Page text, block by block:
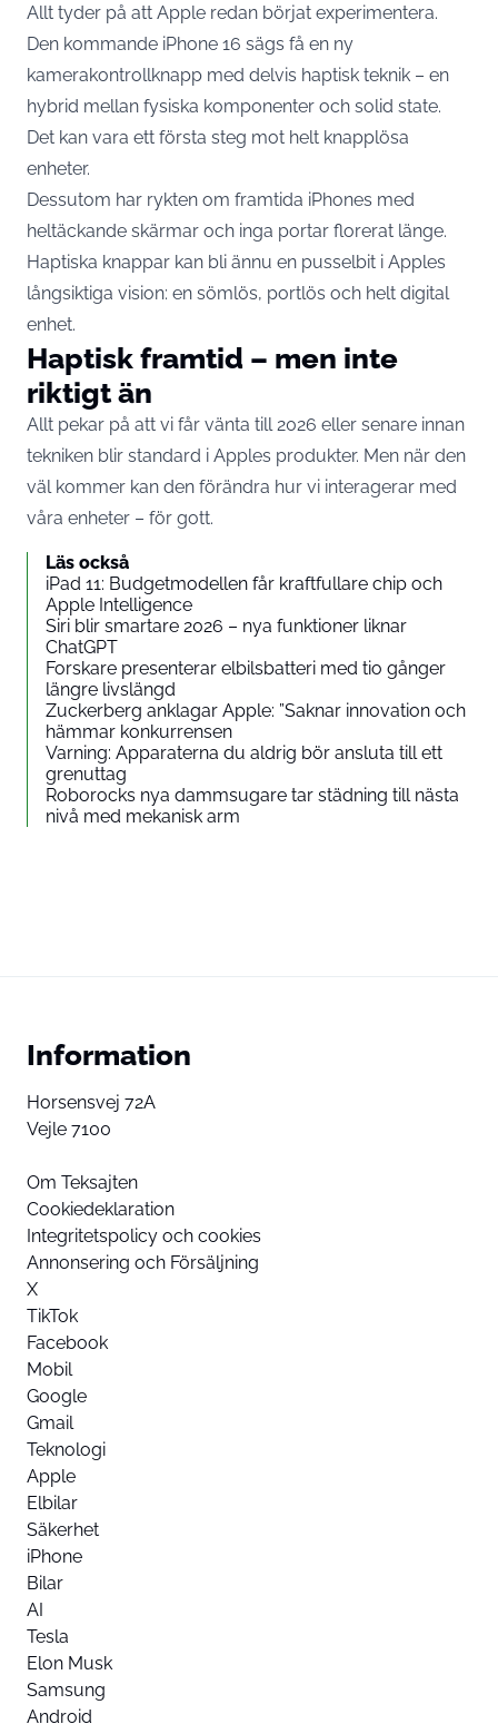
Allt tyder på att Apple redan börjat experimentera.
Den kommande iPhone 16 sägs få en ny
kamerakontrollknapp med delvis haptisk teknik – en
hybrid mellan fysiska komponenter och solid state.
Det kan vara ett första steg mot helt knapplösa
enheter.
Dessutom har rykten om framtida iPhones med
heltäckande skärmar och inga portar florerat länge.
Haptiska knappar kan bli ännu en pusselbit i Apples
långsiktiga vision: en sömlös, portlös och helt digital
enhet.
Haptisk framtid – men inte
riktigt än
Allt pekar på att vi får vänta till 2026 eller senare innan
tekniken blir standard i Apples produkter. Men när den
väl kommer kan den förändra hur vi interagerar med
våra enheter – för gott.
Läs också
iPad 11: Budgetmodellen får kraftfullare chip och
Apple Intelligence
Siri blir smartare 2026 – nya funktioner liknar
ChatGPT
Forskare presenterar elbilsbatteri med tio gånger
längre livslängd
Zuckerberg anklagar Apple: ”Saknar innovation och
hämmar konkurrensen
Varning: Apparaterna du aldrig bör ansluta till ett
grenuttag
Roborocks nya dammsugare tar städning till nästa
nivå med mekanisk arm
Information
Horsensvej 72A
Vejle 7100
Om Teksajten
Cookiedeklaration
Integritetspolicy och cookies
Annonsering och Försäljning
X
TikTok
Facebook
Mobil
Google
Gmail
Teknologi
Apple
Elbilar
Säkerhet
iPhone
Bilar
AI
Tesla
Elon Musk
Samsung
Android